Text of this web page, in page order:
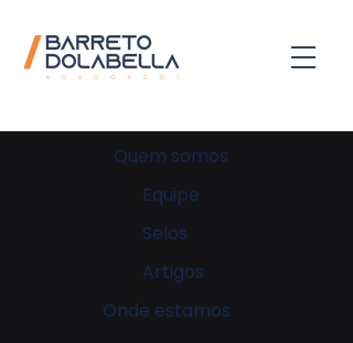
Quem somos
Equipe
Selos
Artigos
Onde estamos